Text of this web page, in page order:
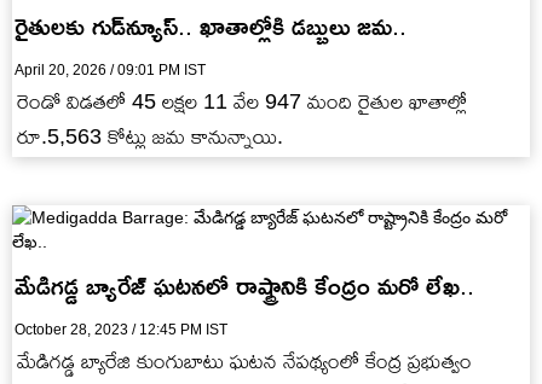
రైతులకు గుడ్‌న్యూస్.. ఖాతాల్లోకి డబ్బులు జమ..
April 20, 2026 / 09:01 PM IST
రెండో విడతలో 45 లక్షల 11 వేల 947 మంది రైతుల ఖాతాల్లో
రూ.5,563 కోట్లు జమ కానున్నాయి.
మేడిగడ్డ బ్యారేజ్ ఘటనలో రాష్ట్రానికి కేంద్రం మరో లేఖ..
October 28, 2023 / 12:45 PM IST
మేడిగడ్డ బ్యారేజి కుంగుబాటు ఘటన నేపథ్యంలో కేంద్ర ప్రభుత్వం